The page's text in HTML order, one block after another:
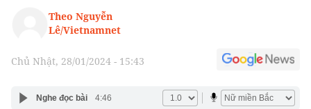
Theo Nguyễn
Lê/Vietnamnet
Chủ Nhật, 28/01/2024 - 15:43
Nghe đọc bài 4:46